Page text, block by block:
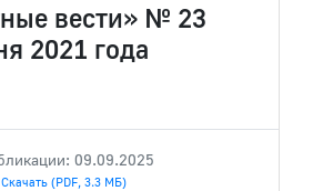
вести» № 23
2021 года
09.09.2025
Скачать (PDF, 3.3 МБ)